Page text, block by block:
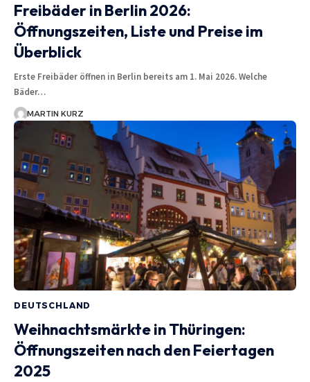
Freibäder in Berlin 2026:
Öffnungszeiten, Liste und Preise im
Überblick
Erste Freibäder öffnen in Berlin bereits am 1. Mai 2026. Welche
Bäder…
MARTIN KURZ
DEUTSCHLAND
Weihnachtsmärkte in Thüringen:
Öffnungszeiten nach den Feiertagen
2025